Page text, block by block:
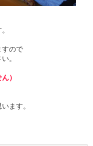
ので
。
）
ます。